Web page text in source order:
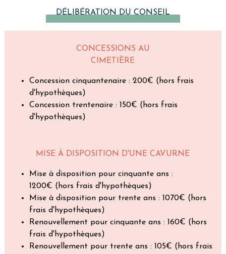
DÉLIBÉRATION DU CONSEIL
CONCESSIONS AU
CIMETIÈRE
Concession cinquantenaire : 200€ (hors frais
d'hypothèques)
Concession trentenaire : 150€ (hors frais
d'hypothèques)
MISE À DISPOSITION D'UNE CAVURNE
Mise à disposition pour cinquante ans :
1200€ (hors frais d'hypothèques)
Mise à disposition pour trente ans : 1070€ (hors
frais d'hypothèques)
Renouvellement pour cinquante ans : 160€ (hors
frais d'hypothèques)
Renouvellement pour trente ans : 105€ (hors frais